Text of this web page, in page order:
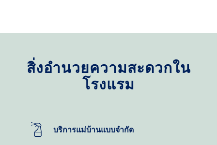
สิ่งอำนวยความสะดวกใน
โรงแรม
บริการแม่บ้านแบบจำกัด